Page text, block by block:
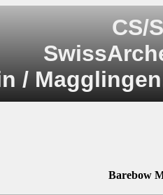
CS/
/
Barebow